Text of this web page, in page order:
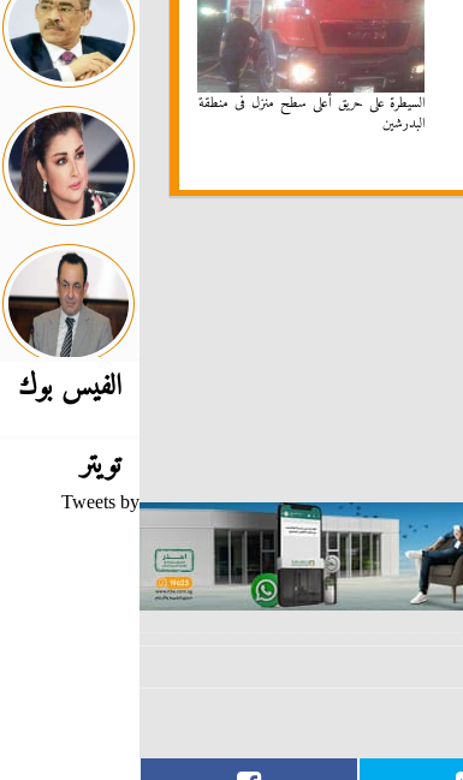
السيطرة على حريق أعلى سطح منزل فى منطقة
البدرشين
الفيس بوك
تويتر
Tweets by